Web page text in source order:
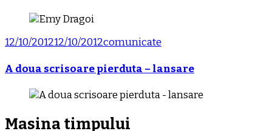
12/10/201212/10/2012comunicate
A doua scrisoare pierduta – lansare
Masina timpului